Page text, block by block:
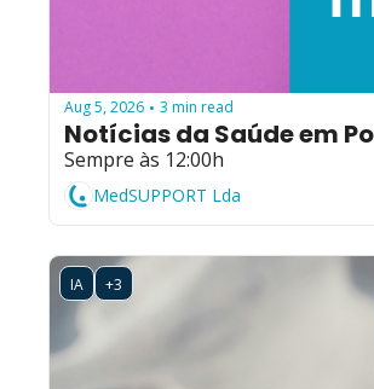
Aug 5, 2026 • 3 min read
Notícias da Saúde em
Sempre às 12:00h
MedSUPPORT Lda
IA +3